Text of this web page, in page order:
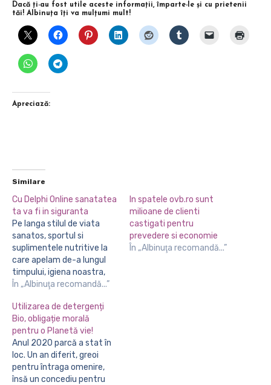
Dacă ţi-au fost utile aceste informaţii, împarte-le şi cu prietenii
tăi! Albinuţa îţi va mulţumi mult!
Apreciază:
Similare
Cu Delphi Online sanatatea
ta va fi in siguranta
Pe langa stilul de viata
sanatos, sportul si
suplimentele nutritive la
care apelam de-a lungul
timpului, igiena noastra,
cat si a locuintei noastre
aspect important in ceea
ce priveste sanatatea
noastra. Tu ce produse de
curatenie folosesti? O
casa aerisita, curata si
dezinfectata va fi mult…
În „Albinuţa recomandă...”
In spatele ovb.ro sunt
milioane de clienti
castigati pentru
prevedere si economie
În „Albinuţa recomandă...”
Utilizarea de detergenți
Bio, obligație morală
pentru o Planetă vie!
Anul 2020 parcă a stat în
loc. Un an diferit, greoi
pentru întraga omenire,
însă un concediu pentru